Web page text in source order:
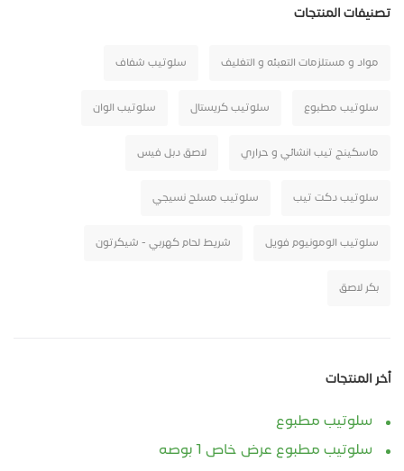
تصنيفات المنتجات
مواد و مستلزمات التعبئه و التغليف سلوتيب شفاف
سلوتيب مطبوع سلوتيب كريستال سلوتيب الوان
ماسكينج تيب انشائي و حراري لاصق دبل فيس
سلوتيب دكت تيب سلوتيب مسلح نسيجي
سلوتيب الومونيوم فويل شريط لحام كهربي - شيكرتون
بكر لاصق
أخر المنتجات
سلوتيب مطبوع
سلوتيب مطبوع عرض خاص 1 بوصه